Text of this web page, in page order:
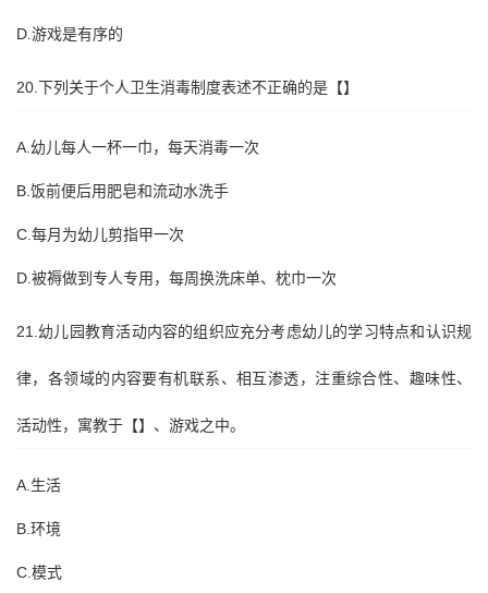
D.游戏是有序的
20.下列关于个人卫生消毒制度表述不正确的是【】
A.幼儿每人一杯一巾，每天消毒一次
B.饭前便后用肥皂和流动水洗手
C.每月为幼儿剪指甲一次
D.被褥做到专人专用，每周换洗床单、枕巾一次
21.幼儿园教育活动内容的组织应充分考虑幼儿的学习特点和认识规
律，各领域的内容要有机联系、相互渗透，注重综合性、趣味性、
活动性，寓教于【】、游戏之中。
A.生活
B.环境
C.模式